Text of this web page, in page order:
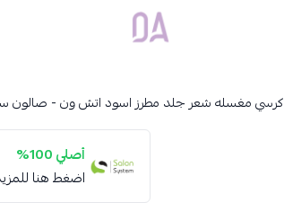
Dar Alamirat
كرسي مغسله شعر جلد مطرز اسود اتش ون - صالون
أصلي 100%
اضغط هنا